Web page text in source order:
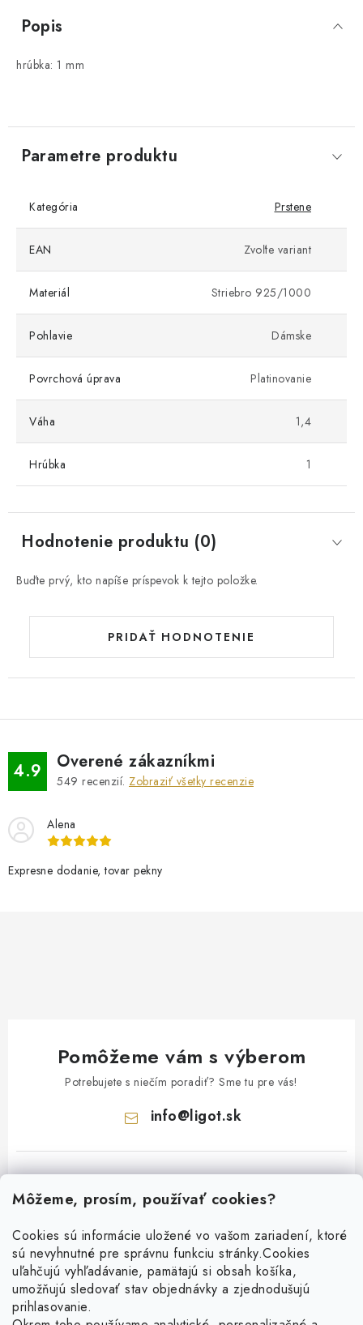
Môžeme, prosím, používať cookies?
Cookies sú informácie uložené vo vašom zariadení, ktoré
sú nevyhnutné pre správnu funkciu stránky.Cookies
uľahčujú vyhľadávanie, pamätajú si obsah košíka,
umožňujú sledovať stav objednávky a zjednodušujú
prihlasovanie.
Popis
hrúbka: 1 mm
Parametre produktu
Kategória Prstene
EAN Zvoľte variant
Materiál Striebro 925/1000
Pohlavie Dámske
Povrchová úprava Platinovanie
Váha 1,4
Hrúbka 1
Hodnotenie produktu (0)
Buďte prvý, kto napíše príspevok k tejto položke.
PRIDAŤ HODNOTENIE
4.9 Overené zákazníkmi
549 recenzií. Zobraziť všetky recenzie
Alena
Expresne dodanie, tovar pekny
Pomôžeme vám s výberom
Potrebujete s niečím poradiť? Sme tu pre vás!
info@ligot.sk